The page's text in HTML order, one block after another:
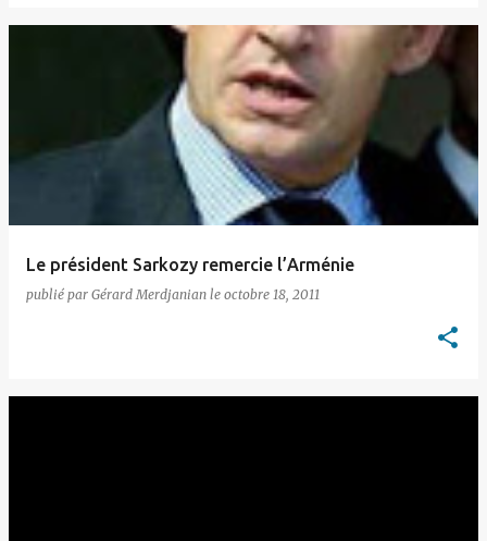
Le président Sarkozy remercie l’Arménie
publié par Gérard Merdjanian le octobre 18, 2011